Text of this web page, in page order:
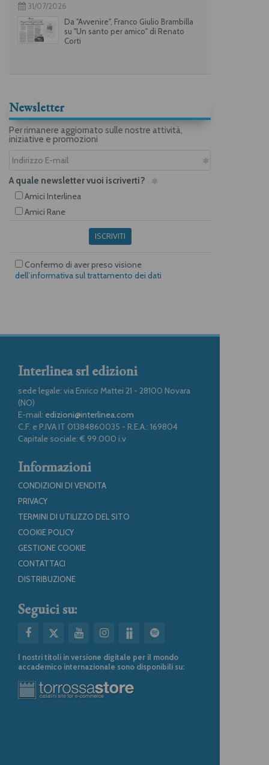
31/07/2026
Da "Avvenire", Franco Giulio Brambilla
su "Un santo per amico" di Renato
Corti
Newsletter
Per rimanere aggiornato sulle nostre attività,
iniziative e promozioni
A quale newsletter vuoi iscriverti?
Amici Interlinea
Amici Rane
ISCRIVITI
Confermo di aver preso visione
dell’informativa sul trattamento dei dati
Interlinea srl edizioni
sede legale: via Enrico Mattei 21 - 28100 Novara
(NO)
E-mail: edizioni@interlinea.com
C.F. e P.IVA IT 01384860035 - R.E.A.: 169804
Capitale sociale: € 99.000 i.v
Informazioni
CONDIZIONI DI VENDITA
PRIVACY
TERMINI DI UTILIZZO DEL SITO
COOKIE POLICY
GESTIONE COOKIE
CONTATTACI
DISTRIBUZIONE
Seguici su:
I nostri titoli in versione digitale per il mondo
accademico internazionale sono disponibili su: